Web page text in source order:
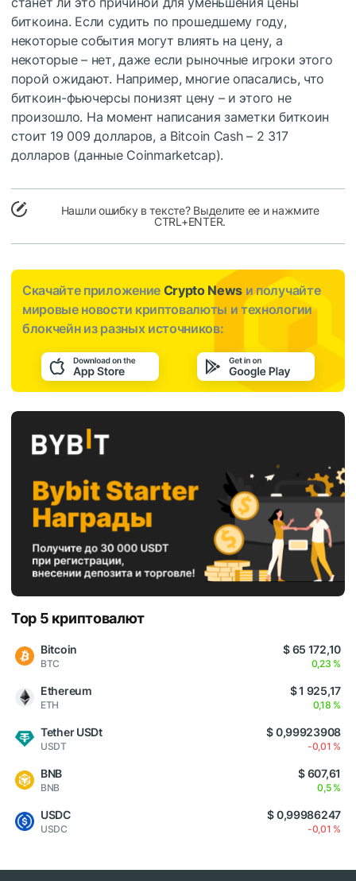
биткоина. Если судить по прошедшему году,
некоторые события могут влиять на цену, а
некоторые – нет, даже если рыночные игроки этого
порой ожидают. Например, многие опасались, что
биткоин-фьючерсы понизят цену – и этого не
произошло. На момент написания заметки биткоин
стоит 19 009 долларов, а Bitcoin Cash – 2 317
долларов (данные Coinmarketcap).
Нашли ошибку в тексте? Выделите ее и нажмите
CTRL+ENTER.
Скачайте приложение Crypto News и получайте
мировые новости криптовалюты и технологии
блокчейн из разных источников:
Top 5 криптовалют
Bitcoin
BTC
$ 65 172,10
0,23 %
Ethereum
ETH
$ 1 925,17
0,18 %
Tether USDt
USDT
$ 0,99923908
-0,01 %
BNB
BNB
$ 607,61
0,5 %
USDC
USDC
$ 0,99986247
-0,01 %